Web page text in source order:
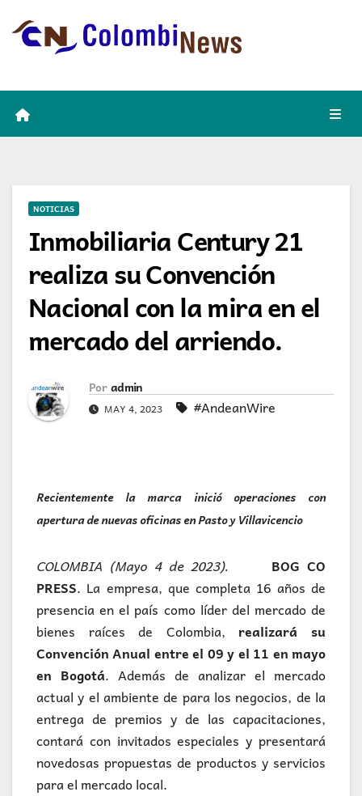
NOTICIAS
Inmobiliaria Century 21
realiza su Convención
Nacional con la mira en el
mercado del arriendo.
Por admin
MAY 4, 2023 #AndeanWire
Recientemente la marca inició operaciones con
apertura de nuevas oficinas en Pasto y Villavicencio
COLOMBIA (Mayo 4 de 2023). BOG CO
PRESS. La empresa, que completa 16 años de
presencia en el país como líder del mercado de
bienes raíces de Colombia,realizará su
Convención Anual entre el 09 y el 11 en mayo
en Bogotá. Además de analizar el mercado
actual y el ambiente de para los negocios, de la
entrega de premios y de las capacitaciones,
contará con invitados especiales y presentará
novedosas propuestas de productos y servicios
para el mercado local.